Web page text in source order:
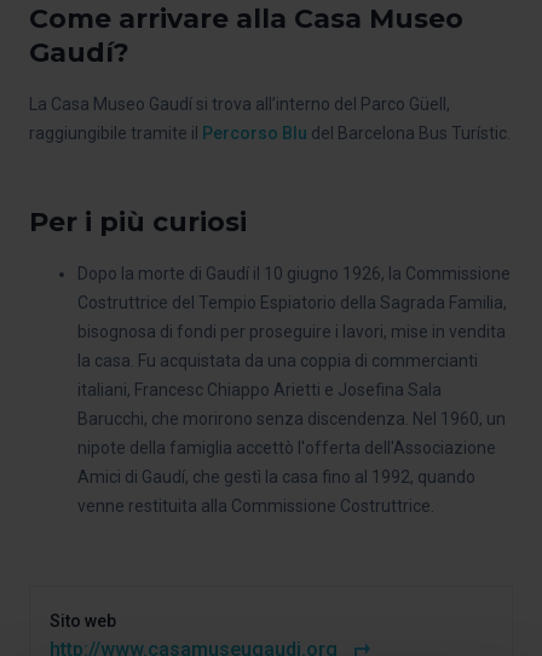
Come arrivare alla Casa Museo
Gaudí?
La Casa Museo Gaudí si trova all’interno del Parco Güell,
raggiungibile tramite il
Percorso Blu del Barcelona Bus Turístic.
Per i più curiosi
Dopo la morte di Gaudí il 10 giugno 1926, la Commissione
Costruttrice del Tempio Espiatorio della Sagrada Familia,
bisognosa di fondi per proseguire i lavori, mise in vendita
la casa. Fu acquistata da una coppia di commercianti
italiani, Francesc Chiappo Arietti e Josefina Sala
Barucchi, che morirono senza discendenza. Nel 1960, un
nipote della famiglia accettò l'offerta dell'Associazione
Amici di Gaudí, che gestì la casa fino al 1992, quando
venne restituita alla Commissione Costruttrice.
Sito web
http://www.casamuseugaudi.org